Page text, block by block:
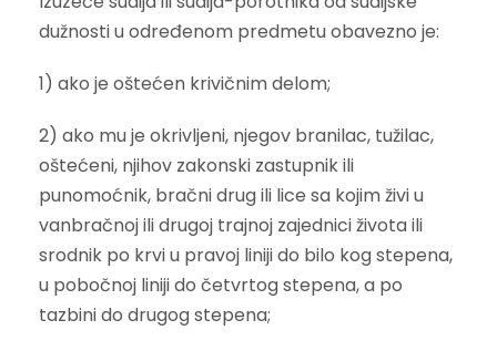
dužnosti u određenom predmetu obavezno je:
1) ako je oštećen krivičnim delom;
2) ako mu je okrivljeni, njegov branilac, tužilac,
oštećeni, njihov zakonski zastupnik ili
punomoćnik, bračni drug ili lice sa kojim živi u
vanbračnoj ili drugoj trajnoj zajednici života ili
srodnik po krvi u pravoj liniji do bilo kog stepena,
u pobočnoj liniji do četvrtog stepena, a po
tazbini do drugog stepena;